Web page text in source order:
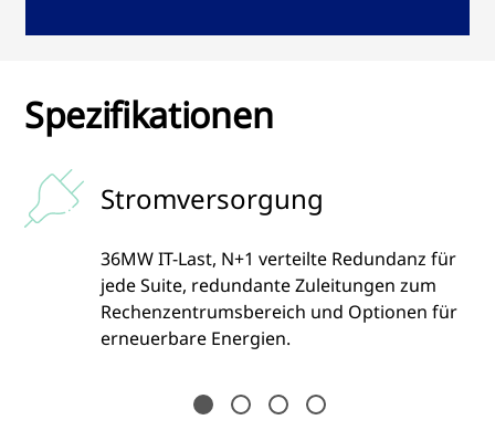
Spezifikationen
Stromversorgung
36MW IT-Last, N+1 verteilte Redundanz für
jede Suite, redundante Zuleitungen zum
Rechenzentrumsbereich und Optionen für
erneuerbare Energien.